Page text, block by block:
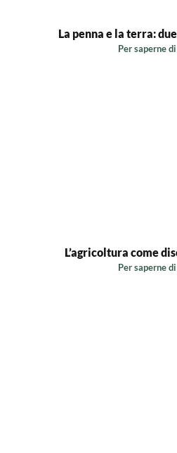
La penna e la terra:
Per saperne
L’agricoltura come
Per saperne